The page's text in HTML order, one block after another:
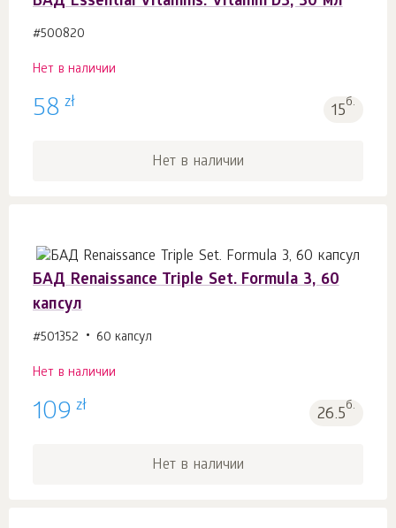
#500820
Нет в наличии
58 zł 15б.
Нет в наличии
БАД Renaissance Triple Set. Formula 3, 60
капсул
#501352 60 капсул
Нет в наличии
109 zł 26.5б.
Нет в наличии